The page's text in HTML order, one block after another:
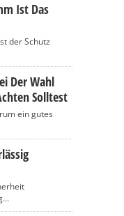
Ist Das
der Schutz
Der Wahl
Solltest
ein gutes